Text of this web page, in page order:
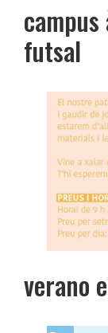
futsal
verano